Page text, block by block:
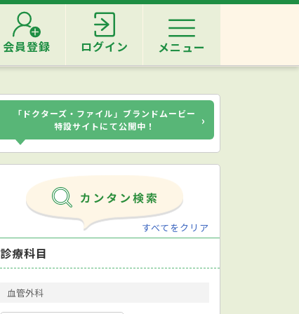
会員登録 ログイン メニュー
「ドクターズ・ファイル」ブランドムービー
特設サイトにて公開中！
›
すべてをクリア
診療科目
血管外科